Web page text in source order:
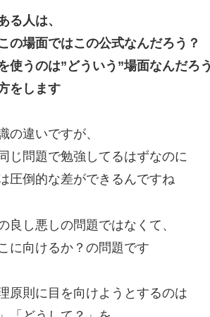
る人は、
の場面ではこの公式なんだろう？
使うのは”どういう”場面なんだろ
をします
の違いですが、
じ問題で勉強してるはずなのに
圧倒的な差ができるんですね
良し悪しの問題ではなくて、
に向けるか？の問題です
原則に目を向けようとするのは